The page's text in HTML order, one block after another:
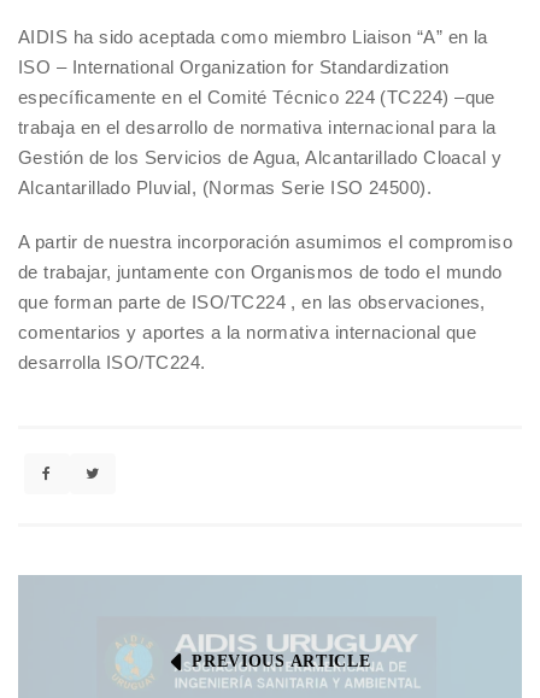
AIDIS ha sido aceptada como miembro Liaison “A” en la
ISO – International Organization for Standardization
específicamente en el Comité Técnico 224 (TC224) –que
trabaja en el desarrollo de normativa internacional para la
Gestión de los Servicios de Agua, Alcantarillado Cloacal y
Alcantarillado Pluvial, (Normas Serie ISO 24500).
A partir de nuestra incorporación asumimos el compromiso
de trabajar, juntamente con Organismos de todo el mundo
que forman parte de ISO/TC224 , en las observaciones,
comentarios y aportes a la normativa internacional que
desarrolla ISO/TC224.
PREVIOUS ARTICLE